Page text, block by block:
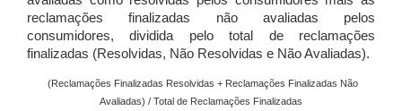
reclamações finalizadas não avaliadas pelos
consumidores, dividida pelo total de reclamações
finalizadas (Resolvidas, Não Resolvidas e Não Avaliadas).
(Reclamações Finalizadas Resolvidas + Reclamações Finalizadas Não
Avaliadas) / Total de Reclamações Finalizadas